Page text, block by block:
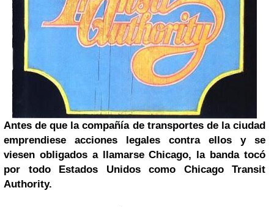
Antes de que la compañía de transportes de la ciudad
emprendiese acciones legales contra ellos y se
viesen obligados a llamarse Chicago, la banda tocó
por todo Estados Unidos como Chicago Transit
Authority.